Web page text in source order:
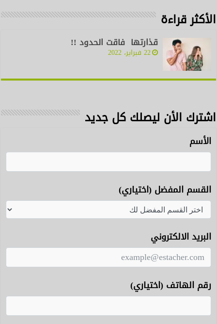
الأكثر قراءة
قذارتها فاقت الحدود !!
22 فبراير، 2022
اشترك الأن ليصلك كل جديد
الأسم
القسم المفضل (اختياري)
البريد الالكتروني
رقم الهاتف (اختياري)